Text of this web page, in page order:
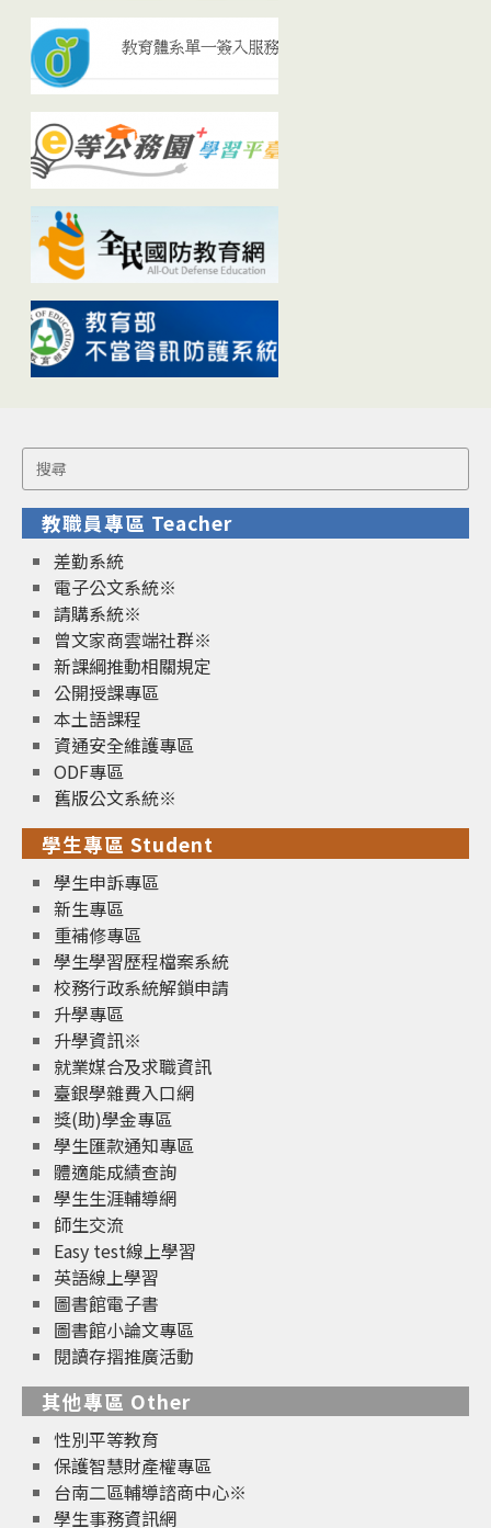
Search
for:
教職員專區 Teacher
差勤系統
電子公文系統※
請購系統※
曾文家商雲端社群※
新課綱推動相關規定
公開授課專區
本土語課程
資通安全維護專區
ODF專區
舊版公文系統※
學生專區 Student
學生申訴專區
新生專區
重補修專區
學生學習歷程檔案系統
校務行政系統解鎖申請
升學專區
升學資訊※
就業媒合及求職資訊
臺銀學雜費入口網
獎(助)學金專區
學生匯款通知專區
體適能成績查詢
學生生涯輔導網
師生交流
Easy test線上學習
英語線上學習
圖書館電子書
圖書館小論文專區
閱讀存摺推廣活動
其他專區 Other
性別平等教育
保護智慧財產權專區
台南二區輔導諮商中心※
學生事務資訊網